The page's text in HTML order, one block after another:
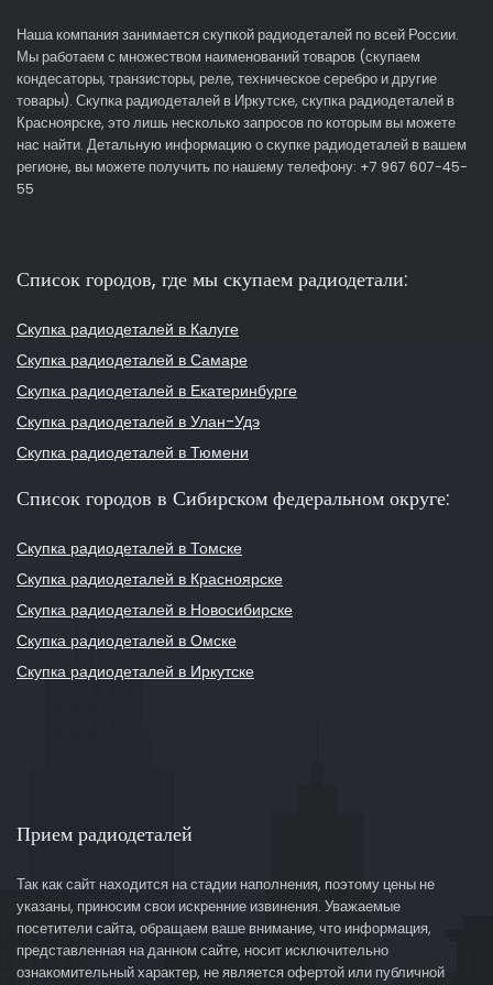
Наша компания занимается скупкой радиодеталей по всей России.
Мы работаем с множеством наименований товаров (скупаем
кондесаторы, транзисторы, реле, техническое серебро и другие
товары). Скупка радиодеталей в Иркутске, скупка радиодеталей в
Красноярске, это лишь несколько запросов по которым вы можете
нас найти. Детальную информацию о скупке радиодеталей в вашем
регионе, вы можете получить по нашему телефону: +7 967 607-45-
55
Список городов, где мы скупаем радиодетали:
Скупка радиодеталей в Калуге
Скупка радиодеталей в Самаре
Скупка радиодеталей в Екатеринбурге
Скупка радиодеталей в Улан-Удэ
Скупка радиодеталей в Тюмени
Список городов в Сибирском федеральном округе:
Скупка радиодеталей в Томске
Скупка радиодеталей в Красноярске
Скупка радиодеталей в Новосибирске
Скупка радиодеталей в Омске
Скупка радиодеталей в Иркутске
Прием радиодеталей
Так как сайт находится на стадии наполнения, поэтому цены не
указаны, приносим свои искренние извинения. Уважаемые
посетители сайта, обращаем ваше внимание, что информация,
представленная на данном сайте, носит исключительно
ознакомительный характер, не является офертой или публичной